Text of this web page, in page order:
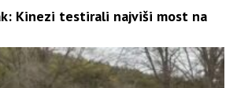
Kinezi testirali najviši most na